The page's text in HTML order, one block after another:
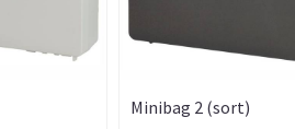
Minibag 2 (sort)